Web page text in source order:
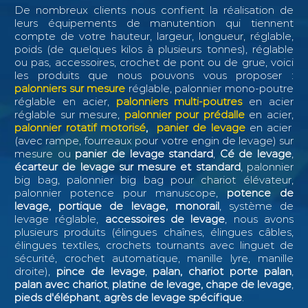
De nombreux clients nous confient la réalisation de
leurs équipements de manutention qui tiennent
compte de votre hauteur, largeur, longueur, réglable,
poids (de quelques kilos à plusieurs tonnes), réglable
ou pas, accessoires, crochet de pont ou de grue, voici
les produits que nous pouvons vous proposer :
palonniers sur mesure réglable, palonnier mono-poutre
réglable en acier,palonniers multi-poutres en acier
réglable sur mesure, palonnier pour prédalle en acier,
palonnier rotatif motorisé, panier de levage en acier
(avec rampe, fourreaux pour votre engin de levage) sur
mesure ou panier de levage standard, Cé de levage,
écarteur de levage sur mesure et standard, palonnier
big bag, palonnier big bag pour chariot élévateur,
palonnier potence pour manuscope, potence de
levage, portique de levage, monorail, système de
levage réglable, accessoires de levage, nous avons
plusieurs produits (élingues chaînes, élingues câbles,
élingues textiles, crochets tournants avec linguet de
sécurité, crochet automatique, manille lyre, manille
droite), pince de levage, palan, chariot porte palan,
palan avec chariot, platine de levage, chape de levage,
pieds d'éléphant, agrès de levage spécifique.